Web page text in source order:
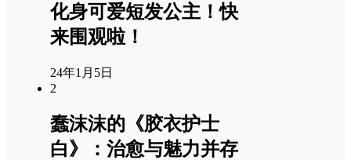
化身可爱短发公主！快
来围观啦！
24年1月5日
2
蠢沫沫的《胶衣护士
白》：治愈与魅力并存